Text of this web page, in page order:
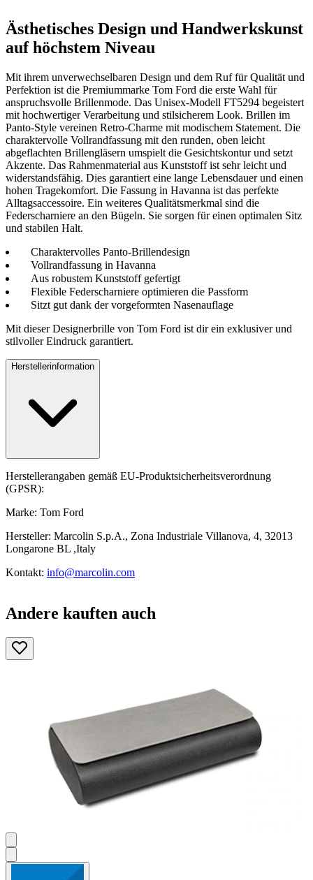
Ästhetisches Design und Handwerkskunst
auf höchstem Niveau
Mit ihrem unverwechselbaren Design und dem Ruf für Qualität und
Perfektion ist die Premiummarke Tom Ford die erste Wahl für
anspruchsvolle Brillenmode. Das Unisex-Modell FT5294 begeistert
mit hochwertiger Verarbeitung und stilsicherem Look. Brillen im
Panto-Style vereinen Retro-Charme mit modischem Statement. Die
charaktervolle Vollrandfassung mit den runden, oben leicht
abgeflachten Brillengläsern umspielt die Gesichtskontur und setzt
Akzente. Das Rahmenmaterial aus Kunststoff ist sehr leicht und
widerstandsfähig. Dies garantiert eine lange Lebensdauer und einen
hohen Tragekomfort. Die Fassung in Havanna ist das perfekte
Alltagsaccessoire. Ein weiteres Qualitätsmerkmal sind die
Federscharniere an den Bügeln. Sie sorgen für einen optimalen Sitz
und stabilen Halt.
Charaktervolles Panto-Brillendesign
Vollrandfassung in Havanna
Aus robustem Kunststoff gefertigt
Flexible Federscharniere optimieren die Passform
Sitzt gut dank der vorgeformten Nasenauflage
Mit dieser Designerbrille von Tom Ford ist dir ein exklusiver und
stilvoller Eindruck garantiert.
Herstellerinformation
Herstellerangaben gemäß EU-Produktsicherheitsverordnung
(GPSR):
Marke: Tom Ford
Hersteller: Marcolin S.p.A., Zona Industriale Villanova, 4, 32013
Longarone BL ,Italy
Kontakt: info@marcolin.com
Andere kauften auch